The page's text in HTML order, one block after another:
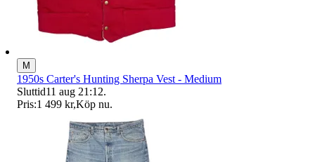
M
1950s Carter's Hunting Sherpa Vest - Medium
Sluttid11 aug 21:12.
Pris:1 499 kr,Köp nu.